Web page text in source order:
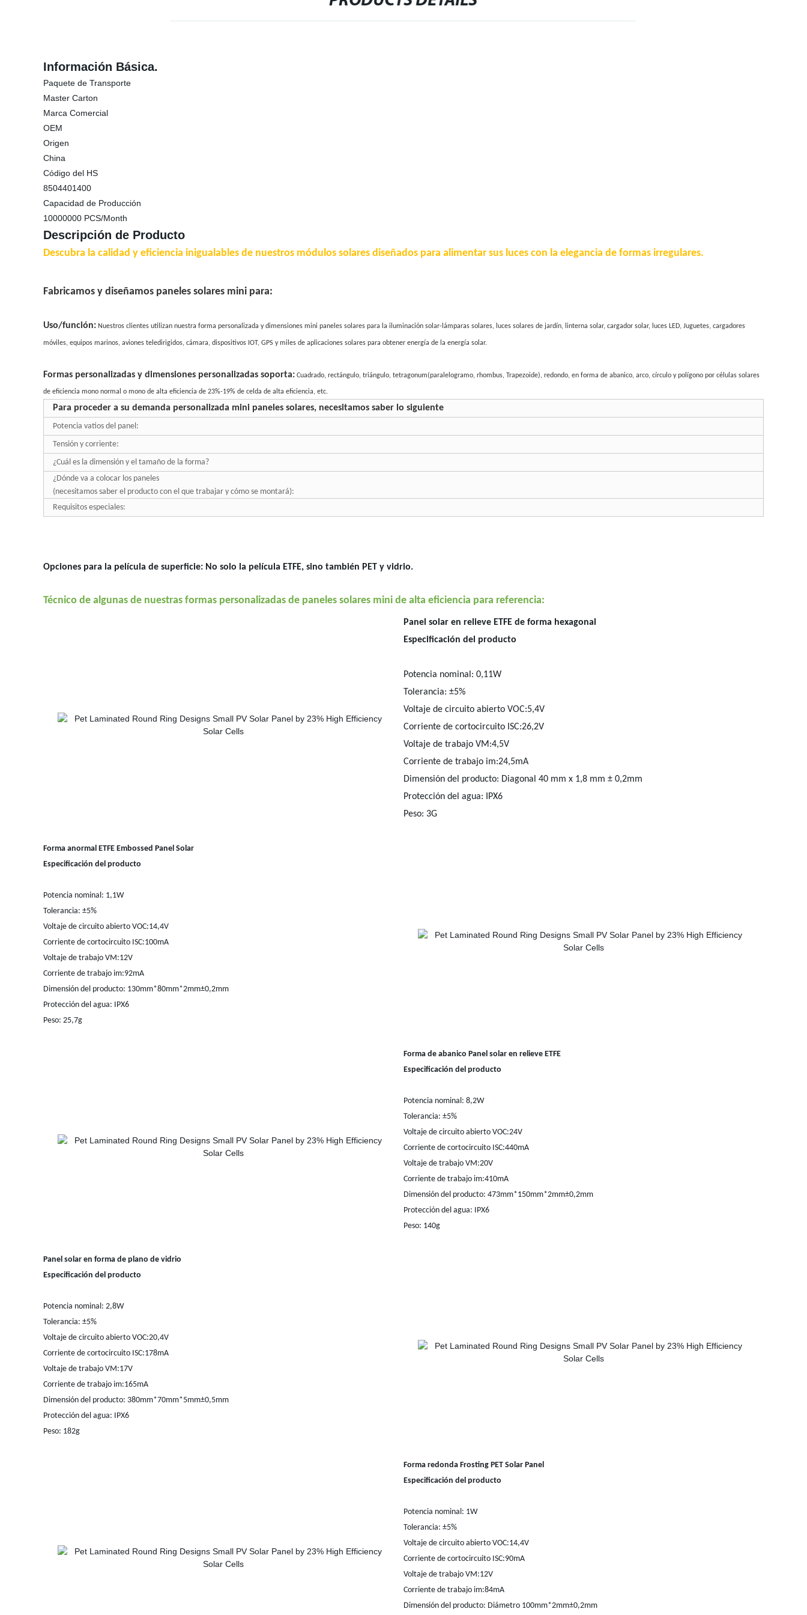
Información Básica.
Paquete de Transporte
Master Carton
Marca Comercial
OEM
Origen
China
Código del HS
8504401400
Capacidad de Producción
10000000 PCS/Month
Descripción de Producto
Descubra la calidad y eficiencia inigualables de nuestros módulos solares diseñados para alimentar sus luces con la elegancia de formas irregulares.
Fabricamos y diseñamos paneles solares mini para:
Uso/función: Nuestros clientes utilizan nuestra forma personalizada y dimensiones mini paneles solares para la iluminación solar-lámparas solares, luces solares de jardín, linterna solar, cargador solar, luces LED, Juguetes, cargadores
móviles, equipos marinos, aviones teledirigidos, cámara, dispositivos IOT, GPS y miles de aplicaciones solares para obtener energía de la energía solar.
Formas personalizadas y dimensiones personalizadas soporta: Cuadrado, rectángulo, triángulo, tetragonum(paralelogramo, rhombus, Trapezoide), redondo, en forma de abanico, arco, círculo y polígono por células solares
de eficiencia mono normal o mono de alta eficiencia de 23%-19% de celda de alta eficiencia, etc.
Para proceder a su demanda personalizada mini paneles solares, necesitamos saber lo siguiente
Potencia vatios del panel:
Tensión y corriente:
¿Cuál es la dimensión y el tamaño de la forma?
¿Dónde va a colocar los paneles
(necesitamos saber el producto con el que trabajar y cómo se montará):
Requisitos especiales:
Opciones para la película de superficie: No solo la película ETFE, sino también PET y vidrio.
Técnico de algunas de nuestras formas personalizadas de paneles solares mini de alta eficiencia para referencia:
Panel solar en relieve ETFE de forma hexagonal
Especificación del producto
Potencia nominal: 0,11W
Tolerancia: ±5%
Voltaje de circuito abierto VOC:5,4V
Corriente de cortocircuito ISC:26,2V
Voltaje de trabajo VM:4,5V
Corriente de trabajo im:24,5mA
Dimensión del producto: Diagonal 40 mm x 1,8 mm ± 0,2mm
Protección del agua: IPX6
Peso: 3G
Forma anormal ETFE Embossed Panel Solar
Especificación del producto
Potencia nominal: 1,1W
Tolerancia: ±5%
Voltaje de circuito abierto VOC:14,4V
Corriente de cortocircuito ISC:100mA
Voltaje de trabajo VM:12V
Corriente de trabajo im:92mA
Dimensión del producto: 130mm*80mm*2mm±0,2mm
Protección del agua: IPX6
Peso: 25,7g
Forma de abanico Panel solar en relieve ETFE
Especificación del producto
Potencia nominal: 8,2W
Tolerancia: ±5%
Voltaje de circuito abierto VOC:24V
Corriente de cortocircuito ISC:440mA
Voltaje de trabajo VM:20V
Corriente de trabajo im:410mA
Dimensión del producto: 473mm*150mm*2mm±0,2mm
Protección del agua: IPX6
Peso: 140g
Panel solar en forma de plano de vidrio
Especificación del producto
Potencia nominal: 2,8W
Tolerancia: ±5%
Voltaje de circuito abierto VOC:20,4V
Corriente de cortocircuito ISC:178mA
Voltaje de trabajo VM:17V
Corriente de trabajo im:165mA
Dimensión del producto: 380mm*70mm*5mm±0,5mm
Protección del agua: IPX6
Peso: 182g
Forma redonda Frosting PET Solar Panel
Especificación del producto
Potencia nominal: 1W
Tolerancia: ±5%
Voltaje de circuito abierto VOC:14,4V
Corriente de cortocircuito ISC:90mA
Voltaje de trabajo VM:12V
Corriente de trabajo im:84mA
Dimensión del producto: Diámetro 100mm*2mm±0,2mm